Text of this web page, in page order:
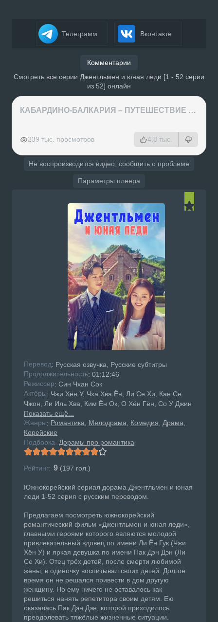
Телеграмм Вконтакте
Комментарии
Смотреть все серии Джентльмен и юная леди [1 - 52 серии
из 52] онлайн
КАБАРДИНО-БАЛКАРИЯ – ПУТЕШЕСТВИЕ НА КАВКАЗ часть 3
239 тыс. просмотров 4.8 тыс.
Не воспроизводится видео, сообщить о проблеме
Параметры плеера
Перевод: Русская озвучка, Русские субтитры
Продолжительность: 01:12:46
Режисcер: Син Чхан Сок
Актёры: Чжи Хён У, Чха Хва Ён, Ли Се Хи, Кан Се
Чжон, Ли Иль Хва, Ким Ён Ок, О Хён Гён, Cо У Джин
Показать ещё...
Жанры: Романтика Мелодрама Комедия Драма
Корейские
Подборка: Дорамы про романтика
Рейтинг: 9 (197 гол.)
Южнокорейский сериал дорама Джентльмен и юная
леди 1-52 серия с русским переводом.
Предлагаем посмотреть южнокорейский
романтический фильм «Джентльмен и юная леди»,
главными героями которого являются молодой
привлекательный вдовец по имени Ли Ён Гук (Чжи
Хён У) и яркая девушка по имени Пак Дэн Дэн (Ли
Се Хи). Отец трёх детей, после смерти любимой
жены, в одиночку воспитывал своих детей. Долгое
время он не решался привести в дом другую
женщину. Но ему ничего не оставалось как
решиться нанять репетитора своим детям. Ею
оказалась Пак Дэн Дэн, которой приходилось
преодолевать тяжёлые жизненные ситуации.